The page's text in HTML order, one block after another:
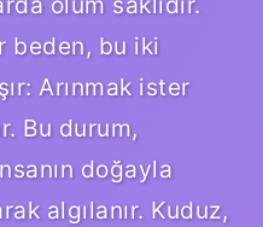
beden, bu iki
Arınmak ister
Bu durum,
doğayla
algılanır. Kuduz,